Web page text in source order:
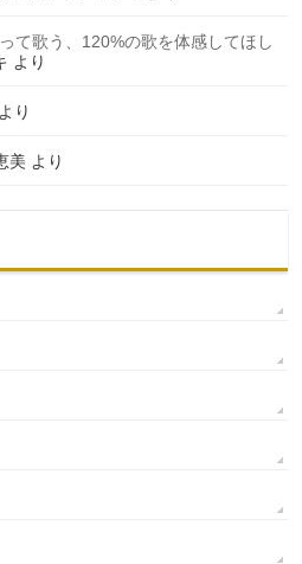
て歌う、120%の歌を体感してほし
より
より
美 より